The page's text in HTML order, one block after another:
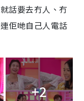
話要去冇人、冇
佢哋自己人電話
+2